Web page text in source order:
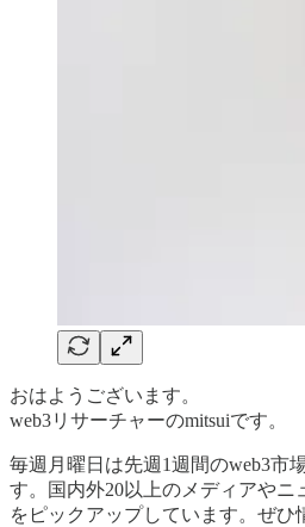
おはようございます。
web3リサーチャーのmitsuiです。
毎週月曜日は先週1週間のweb3市
す。国内外20以上のメディアやニ
をピックアップしています。ぜひ